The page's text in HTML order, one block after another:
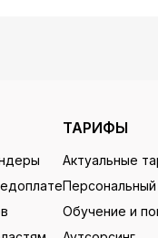
ТАРИФЫ
Актуальные
Обучение и